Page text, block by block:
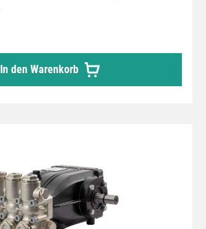
In den Warenkorb